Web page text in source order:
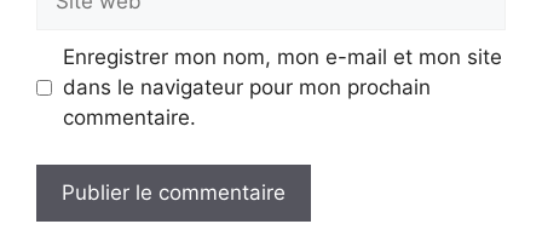
web
Enregistrer mon nom, mon e-mail et mon site
dans le navigateur pour mon prochain
commentaire.